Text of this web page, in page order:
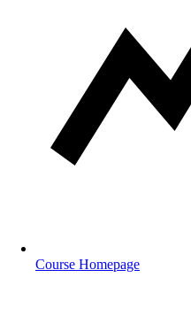
Course Homepage